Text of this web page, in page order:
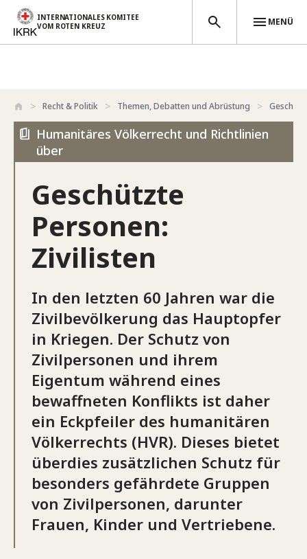
Direkt zum Inhalt
INTERNATIONALES KOMITEE
VOM ROTEN KREUZ
MENÜ
Recht & Politik Themen, Debatten und Abrüstung
Humanitäres Völkerrecht und Richtlinien
über
Geschützte
Personen:
Zivilisten
In den letzten 60 Jahren war die
Zivilbevölkerung das Hauptopfer
in Kriegen. Der Schutz von
Zivilpersonen und ihrem
Eigentum während eines
bewaffneten Konflikts ist daher
ein Eckpfeiler des humanitären
Völkerrechts (HVR). Dieses bietet
überdies zusätzlichen Schutz für
besonders gefährdete Gruppen
von Zivilpersonen, darunter
Frauen, Kinder und Vertriebene.